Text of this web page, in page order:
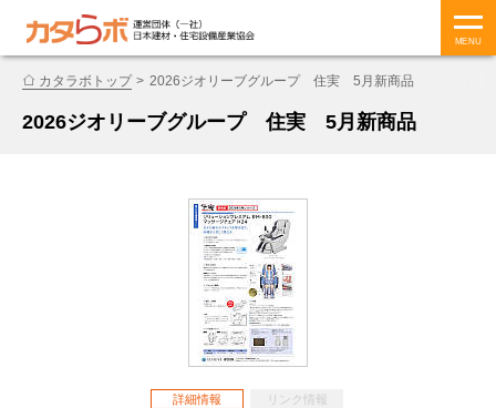
MENU
カタラボトップ 2026ジオリーブグループ 住実 5月新商品
2026ジオリーブグループ 住実 5月新商品
詳細情報 リンク情報